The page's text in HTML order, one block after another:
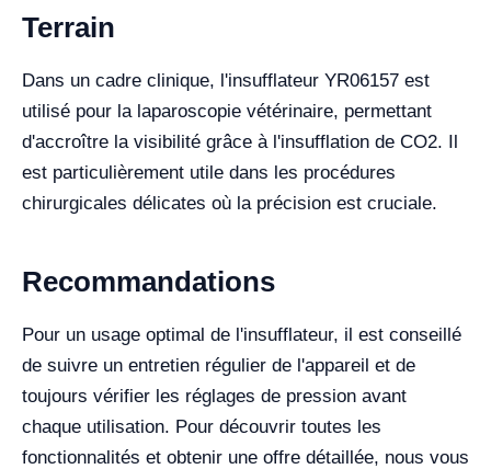
Terrain
Dans un cadre clinique, l'insufflateur YR06157 est
utilisé pour la laparoscopie vétérinaire, permettant
d'accroître la visibilité grâce à l'insufflation de CO2. Il
est particulièrement utile dans les procédures
chirurgicales délicates où la précision est cruciale.
Recommandations
Pour un usage optimal de l'insufflateur, il est conseillé
de suivre un entretien régulier de l'appareil et de
toujours vérifier les réglages de pression avant
chaque utilisation. Pour découvrir toutes les
fonctionnalités et obtenir une offre détaillée, nous vous